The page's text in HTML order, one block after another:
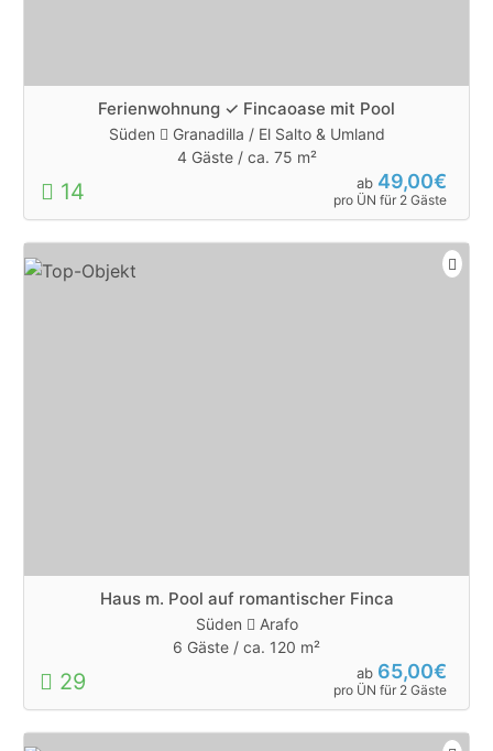
Ferienwohnung ✓ Fincaoase mit Pool
Süden
Granadilla / El Salto & Umland
4 Gäste / ca. 75 m²
14 ab 49,00€
pro ÜN für 2 Gäste
Haus m. Pool auf romantischer Finca
Süden
Arafo
6 Gäste / ca. 120 m²
29 ab 65,00€
pro ÜN für 2 Gäste